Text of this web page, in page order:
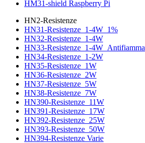
HM31-shield Raspberry Pi
HN2-Resistenze
HN31-Resistenze_1-4W_1%
HN32-Resistenze_1-4W
HN33-Resistenze_1-4W_Antifiamma
HN34-Resistenze_1-2W
HN35-Resistenze_1W
HN36-Resistenze_2W
HN37-Resistenze_5W
HN38-Resistenze_7W
HN390-Resistenze_11W
HN391-Resistenze_17W
HN392-Resistenze_25W
HN393-Resistenze_50W
HN394-Resistenze Varie